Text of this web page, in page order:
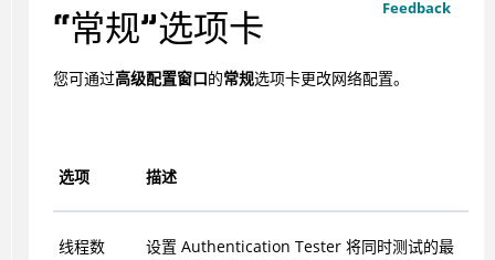
Feedback
“常规”选项卡
您可通过高级配置窗口的常规选项卡更改网络配置。
选项 描述
线程数 设置 Authentication Tester将同时测试的最